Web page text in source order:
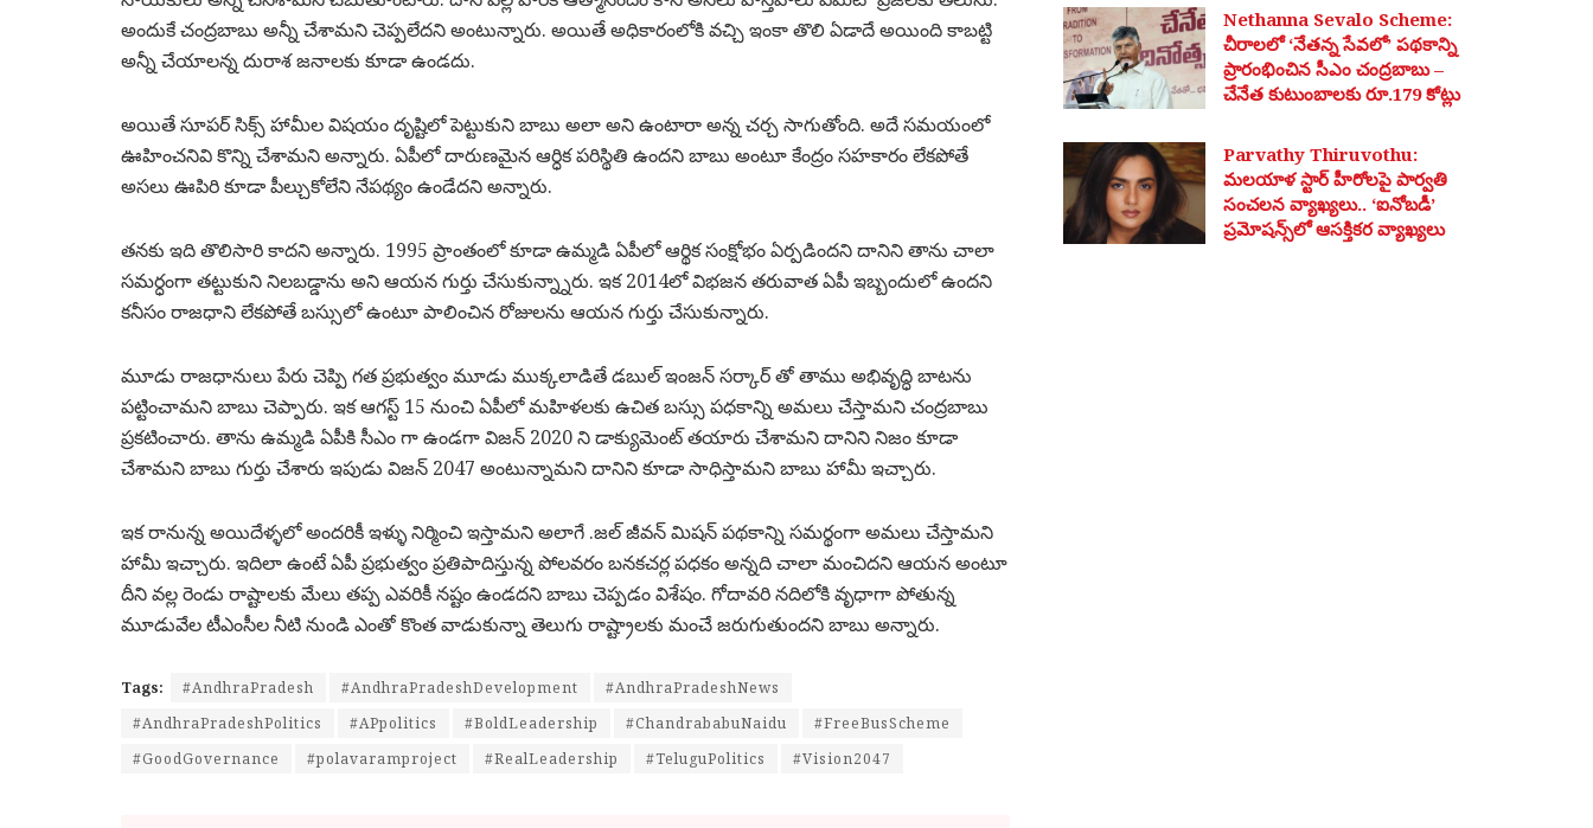
అందుకే చంద్రబాబు అన్నీ చేశామని చెప్పలేదని అంటున్నారు. అయితే అధికారంలోకి వచ్చి ఇంకా తొలి ఏడాదే అయింది కాబట్టి
అన్నీ చేయాలన్న దురాశ జనాలకు కూడా ఉండదు.
అయితే సూపర్ సిక్స్ హామీల విషయం దృష్టిలో పెట్టుకుని బాబు అలా అని ఉంటారా అన్న చర్చ సాగుతోంది. అదే సమయంలో
ఊహించనివి కొన్ని చేశామని అన్నారు. ఏపీలో దారుణమైన ఆర్ధిక పరిస్థితి ఉందని బాబు అంటూ కేంద్రం సహకారం లేకపోతే
అసలు ఊపిరి కూడా పీల్చుకోలేని నేపథ్యం ఉండేదని అన్నారు.
తనకు ఇది తొలిసారి కాదని అన్నారు. 1995 ప్రాంతంలో కూడా ఉమ్మడి ఏపీలో ఆర్థిక సంక్షోభం ఏర్పడిందని దానిని తాను చాలా
సమర్ధంగా తట్టుకుని నిలబడ్డాను అని ఆయన గుర్తు చేసుకున్న్నారు. ఇక 2014లో విభజన తరువాత ఏపీ ఇబ్బందులో ఉందని
కనీసం రాజధాని లేకపోతే బస్సులో ఉంటూ పాలించిన రోజులను ఆయన గుర్తు చేసుకున్నారు.
మూడు రాజధానులు పేరు చెప్పి గత ప్రభుత్వం మూడు ముక్కలాడితే డబుల్ ఇంజన్ సర్కార్ తో తాము అభివృద్ధి బాటను
పట్టించామని బాబు చెప్పారు. ఇక ఆగస్ట్ 15 నుంచి ఏపీలో మహిళలకు ఉచిత బస్సు పధకాన్ని అమలు చేస్తామని చంద్రబాబు
ప్రకటించారు. తాను ఉమ్మడి ఏపీకి సీఎం గా ఉండగా విజన్ 2020 ని డాక్యుమెంట్ తయారు చేశామని దానిని నిజం కూడా
చేశామని బాబు గుర్తు చేశారు ఇపుడు విజన్ 2047 అంటున్నామని దానిని కూడా సాధిస్తామని బాబు హామీ ఇచ్చారు.
ఇక రానున్న అయిదేళ్ళలో అందరికీ ఇళ్ళు నిర్మించి ఇస్తామని అలాగే .జల్ జీవన్ మిషన్ పథకాన్ని సమర్థంగా అమలు చేస్తామని
హామీ ఇచ్చారు. ఇదిలా ఉంటే ఏపీ ప్రభుత్వం ప్రతిపాదిస్తున్న పోలవరం బనకచర్ల పధకం అన్నది చాలా మంచిదని ఆయన అంటూ
దీని వల్ల రెండు రాష్టాలకు మేలు తప్ప ఎవరికీ నష్టం ఉండదని బాబు చెప్పడం విశేషం. గోదావరి నదిలోకి వృధాగా పోతున్న
మూడువేల టీఎంసీల నీటి నుండి ఎంతో కొంత వాడుకున్నా తెలుగు రాష్ట్రాలకు మంచే జరుగుతుందని బాబు అన్నారు.
Tags: #AndhraPradesh #AndhraPradeshDevelopment
#AndhraPradeshNews
#AndhraPradeshPolitics
#APpolitics #BoldLeadership #ChandrababuNaidu
#FreeBusScheme
#GoodGovernance
#polavaramproject #RealLeadership #TeluguPolitics #Vision2047
Nethanna Sevalo Scheme:
చీరాలలో ‘నేతన్న సేవలో’ పథకాన్ని
ప్రారంభించిన సీఎం చంద్రబాబు –
చేనేత కుటుంబాలకు రూ.179 కోట్లు
Parvathy Thiruvothu:
మలయాళ స్టార్ హీరోలపై పార్వతి
సంచలన వ్యాఖ్యలు.. ‘ఐనోబడీ’
ప్రమోషన్స్‌లో ఆసక్తికర వ్యాఖ్యలు